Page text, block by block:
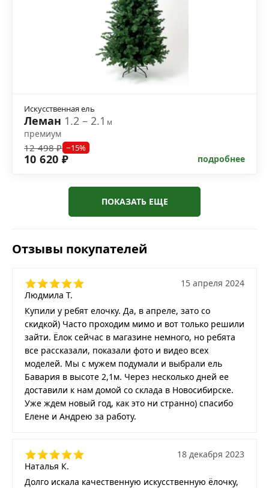
Искусственная ель
Леман 1.2 – 2.1м
премиум
12 498 ₽ −15%
10 620 ₽ подробнее
ПОКАЗАТЬ ЕЩЕ
Отзывы покупателей
Людмила Т.
15 апреля 2024
Купили у ребят елочку. Да, в апреле, зато со
скидкой) Часто проходим мимо и вот только решили
зайти. Ёлок сейчас в магазине немного, но ребята
все рассказали, показали фото и видео всех
моделей. Мы с мужем подумали и выбрали ель
Бавария в высоте 2,1м. Через несколько дней ее
доставили к нам домой со склада в Новосибирске.
Уже ждем новый год, как это ни странно) спасибо
Елене и Андрею за работу.
Наталья К.
18 декабря 2023
Долго искала качественную искусственную ёлочку,